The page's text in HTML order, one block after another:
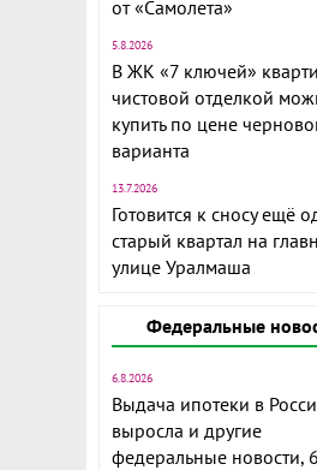
от «Самолета»
5.8.2026
В ЖК «7 ключей»
чистовой отделкой
купить по цене
варианта
13.7.2026
Готовится к сносу ещё
старый квартал на
улице Уралмаша
Федеральные
6.8.2026
Выдача ипотеки в
выросла и другие
федеральные новости, 6